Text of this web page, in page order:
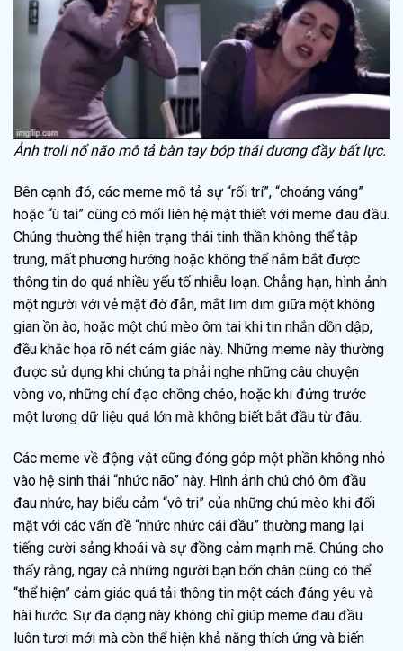
Ảnh troll nổ não mô tả bàn tay bóp thái dương đầy bất lực.
Bên cạnh đó, các meme mô tả sự “rối trí”, “choáng váng”
hoặc “ù tai” cũng có mối liên hệ mật thiết với meme đau đầu.
Chúng thường thể hiện trạng thái tinh thần không thể tập
trung, mất phương hướng hoặc không thể nắm bắt được
thông tin do quá nhiều yếu tố nhiễu loạn. Chẳng hạn, hình ảnh
một người với vẻ mặt đờ đẫn, mắt lim dim giữa một không
gian ồn ào, hoặc một chú mèo ôm tai khi tin nhắn dồn dập,
đều khắc họa rõ nét cảm giác này. Những meme này thường
được sử dụng khi chúng ta phải nghe những câu chuyện
vòng vo, những chỉ đạo chồng chéo, hoặc khi đứng trước
một lượng dữ liệu quá lớn mà không biết bắt đầu từ đâu.
Các meme về động vật cũng đóng góp một phần không nhỏ
vào hệ sinh thái “nhức não” này. Hình ảnh chú chó ôm đầu
đau nhức, hay biểu cảm “vô tri” của những chú mèo khi đối
mặt với các vấn đề “nhức nhức cái đầu” thường mang lại
tiếng cười sảng khoái và sự đồng cảm mạnh mẽ. Chúng cho
thấy rằng, ngay cả những người bạn bốn chân cũng có thể
“thể hiện” cảm giác quá tải thông tin một cách đáng yêu và
hài hước. Sự đa dạng này không chỉ giúp meme đau đầu
luôn tươi mới mà còn thể hiện khả năng thích ứng và biến